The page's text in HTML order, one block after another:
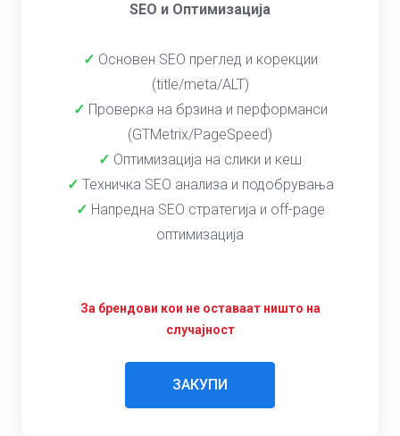
SEO и Оптимизација
✓ Основен SEO преглед и корекции
(title/meta/ALT)
✓ Проверка на брзина и перформанси
(GTMetrix/PageSpeed)
✓ Оптимизација на слики и кеш
✓ Техничка SEO анализа и подобрувања
✓ Напредна SEO стратегија и off-page
оптимизација
За брендови кои не оставаат ништо на
случајност
ЗАКУПИ